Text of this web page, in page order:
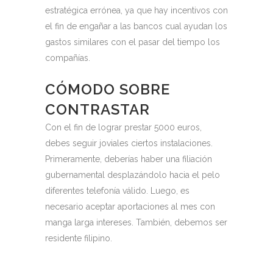
estratégica errónea, ya que hay incentivos con
el fin de engañar a las bancos cual ayudan los
gastos similares con el pasar del tiempo los
compañías.
CÓMODO SOBRE
CONTRASTAR
Con el fin de lograr prestar 5000 euros,
debes seguir joviales ciertos instalaciones.
Primeramente, deberías haber una filiación
gubernamental desplazándolo hacia el pelo
diferentes telefonía válido. Luego, es
necesario aceptar aportaciones al mes con
manga larga intereses. También, debemos ser
residente filipino.